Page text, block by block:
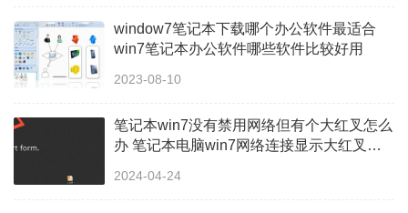
window7笔记本下载哪个办公软件最适合
win7笔记本办公软件哪些软件比较好用
2023-08-10
笔记本win7没有禁用网络但有个大红叉怎么
办 笔记本电脑win7网络连接显示大红叉怎
2024-04-24